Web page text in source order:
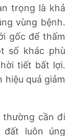
trọng là khả
vùng bệnh.
gốc để thấm
số khác phù
tiết bất lợi.
hiệu quả giảm
thường cần đi
đất luôn úng